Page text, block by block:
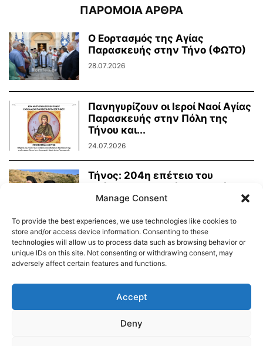
ΠΑΡΟΜΟΙΑ ΑΡΘΡΑ
Ο Εορτασμός της Αγίας
Παρασκευής στην Τήνο (ΦΩΤΟ)
28.07.2026
Πανηγυρίζουν οι Ιεροί Ναοί Αγίας
Παρασκευής στην Πόλη της
Τήνου και...
24.07.2026
Τήνος: 204η επέτειο του
24.07.2026
Δημοτικό Λιμενικό Ταμείο Τήνου – Άνδρου
Manage Consent
To provide the best experiences, we use technologies like cookies to
store and/or access device information. Consenting to these
technologies will allow us to process data such as browsing behavior or
unique IDs on this site. Not consenting or withdrawing consent, may
adversely affect certain features and functions.
Accept
Deny